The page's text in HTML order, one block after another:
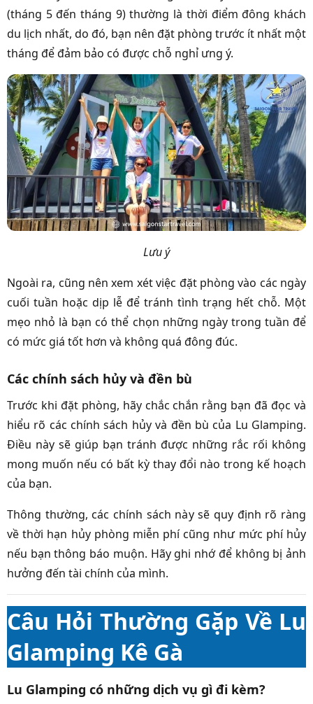
(tháng 5 đến tháng 9) thường là thời điểm đông khách
du lịch nhất, do đó, bạn nên đặt phòng trước ít nhất một
tháng để đảm bảo có được chỗ nghỉ ưng ý.
Lưu ý
Ngoài ra, cũng nên xem xét việc đặt phòng vào các ngày
cuối tuần hoặc dịp lễ để tránh tình trạng hết chỗ. Một
mẹo nhỏ là bạn có thể chọn những ngày trong tuần để
có mức giá tốt hơn và không quá đông đúc.
Các chính sách hủy và đền bù
Trước khi đặt phòng, hãy chắc chắn rằng bạn đã đọc và
hiểu rõ các chính sách hủy và đền bù của Lu Glamping.
Điều này sẽ giúp bạn tránh được những rắc rối không
mong muốn nếu có bất kỳ thay đổi nào trong kế hoạch
của bạn.
Thông thường, các chính sách này sẽ quy định rõ ràng
về thời hạn hủy phòng miễn phí cũng như mức phí hủy
nếu bạn thông báo muộn. Hãy ghi nhớ để không bị ảnh
hưởng đến tài chính của mình.
Câu Hỏi Thường Gặp Về Lu
Glamping Kê Gà
Lu Glamping có những dịch vụ gì đi kèm?